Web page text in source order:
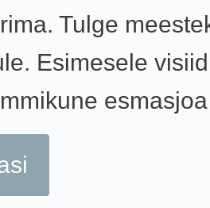
Tulge
Esimesele